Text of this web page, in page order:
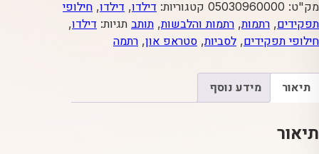
מק"ט: 05030960000 קטגוריות: דילדו, דילדו, חילופי
תפקידים, רתמות, רתמות והלבשות, תותב תגיות: דילדו,
חילופי תפקידים, לסביות, סטראפ און, רתמה
תיאור מידע נוסף
תיאור